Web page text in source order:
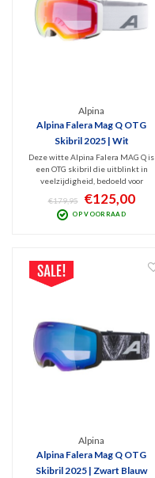
Alpina
Alpina Falera Mag Q OTG
Skibril 2025 | Wit
Deze witte Alpina Falera MAG Q is
een OTG skibril die uitblinkt in
veelzijdigheid, bedoeld voor
wintersporters die zich graag
voorbereiden op wisselende
weersomstandigheden. V.v. handig,
€179,95 €125,00
OP VOORRAAD
Alpina
Alpina Falera Mag Q OTG
Skibril 2025 | Zwart Blauw